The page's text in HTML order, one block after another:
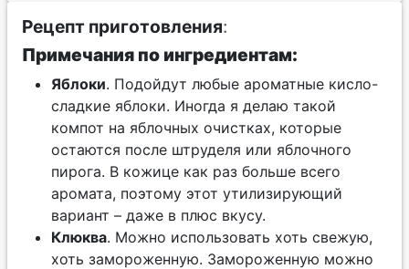
Рецепт приготовления:
Примечания по ингредиентам:
Яблоки. Подойдут любые ароматные кисло-
сладкие яблоки. Иногда я делаю такой
компот на яблочных очистках, которые
остаются после штруделя или яблочного
пирога. В кожице как раз больше всего
аромата, поэтому этот утилизирующий
вариант – даже в плюс вкусу.
Клюква. Можно использовать хоть свежую,
хоть замороженную. Замороженную можно